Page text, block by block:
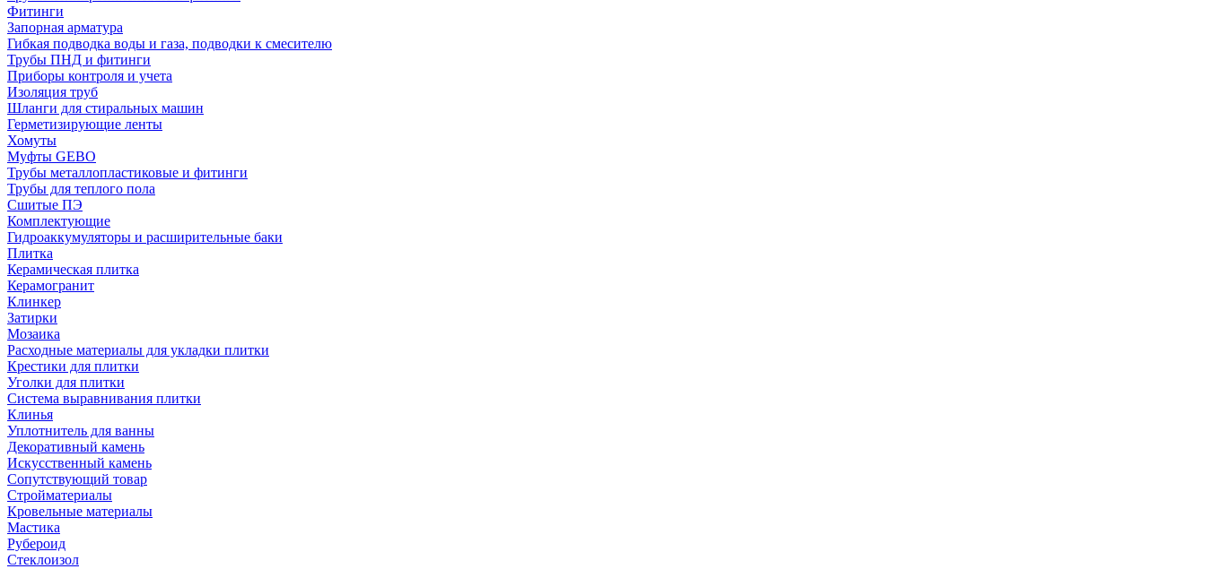
Фитинги
Запорная арматура
Гибкая подводка воды и газа, подводки к смесителю
Трубы ПНД и фитинги
Приборы контроля и учета
Изоляция труб
Шланги для стиральных машин
Герметизирующие ленты
Хомуты
Муфты GEBO
Трубы металлопластиковые и фитинги
Трубы для теплого пола
Сшитые ПЭ
Комплектующие
Гидроаккумуляторы и расширительные баки
Плитка
Керамическая плитка
Керамогранит
Клинкер
Затирки
Мозаика
Расходные материалы для укладки плитки
Крестики для плитки
Уголки для плитки
Система выравнивания плитки
Клинья
Уплотнитель для ванны
Декоративный камень
Искусственный камень
Сопутствующий товар
Стройматериалы
Кровельные материалы
Мастика
Рубероид
Стеклоизол